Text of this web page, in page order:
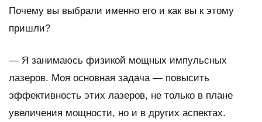
Почему вы выбрали именно его и как вы к этому
пришли?
— Я занимаюсь физикой мощных импульсных
лазеров. Моя основная задача — повысить
эффективность этих лазеров, не только в плане
увеличения мощности, но и в других аспектах.